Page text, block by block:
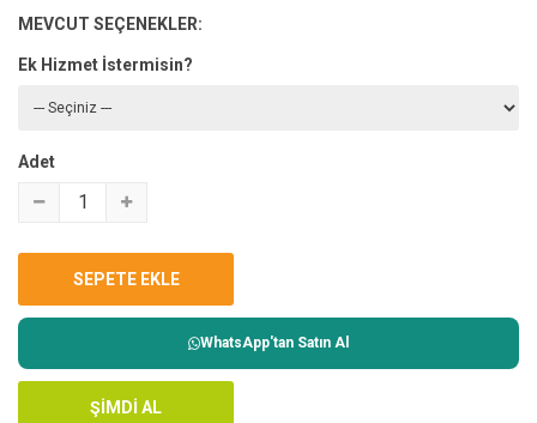
MEVCUT SEÇENEKLER:
Ek Hizmet İstermisin?
Adet
WhatsApp'tan Satın Al